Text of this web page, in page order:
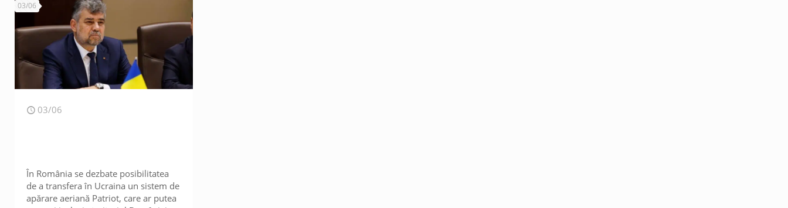
03/06
03/06
În România se dezbate posibilitatea
de a transfera în Ucraina un sistem de
apărare aeriană Patriot, care ar putea